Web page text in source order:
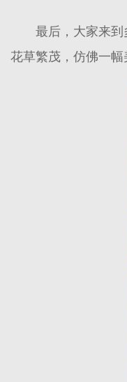
最后，大家来
花草繁茂，仿佛一